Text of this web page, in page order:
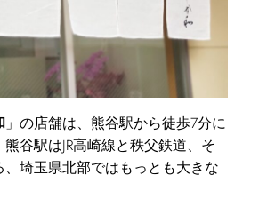
」の店舗は、熊谷駅から徒歩7分に
谷駅はJR高崎線と秩父鉄道、そ
、埼玉県北部ではもっとも大きな